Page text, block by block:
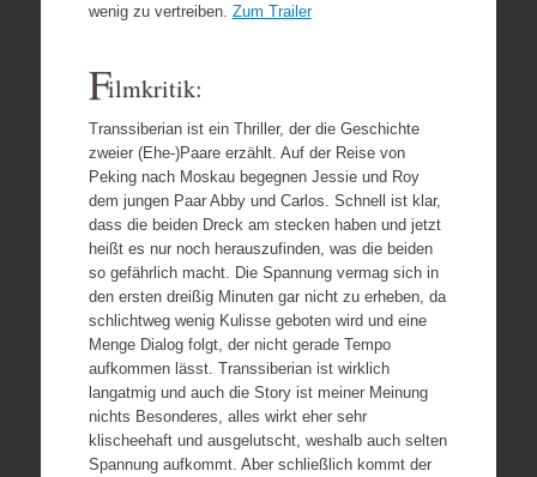
wenig zu vertreiben. Zum Trailer
Filmkritik:
Transsiberian ist ein Thriller, der die Geschichte
zweier (Ehe-)Paare erzählt. Auf der Reise von
Peking nach Moskau begegnen Jessie und Roy
dem jungen Paar Abby und Carlos. Schnell ist klar,
dass die beiden Dreck am stecken haben und jetzt
heißt es nur noch herauszufinden, was die beiden
so gefährlich macht. Die Spannung vermag sich in
den ersten dreißig Minuten gar nicht zu erheben, da
schlichtweg wenig Kulisse geboten wird und eine
Menge Dialog folgt, der nicht gerade Tempo
aufkommen lässt. Transsiberian ist wirklich
langatmig und auch die Story ist meiner Meinung
nichts Besonderes, alles wirkt eher sehr
klischeehaft und ausgelutscht, weshalb auch selten
Spannung aufkommt. Aber schließlich kommt der